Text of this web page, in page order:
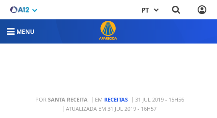
PT
MENU
POR SANTA RECEITA EM RECEITAS
31 JUL 2019 - 15H56
ATUALIZADA EM 31 JUL 2019 - 16H57